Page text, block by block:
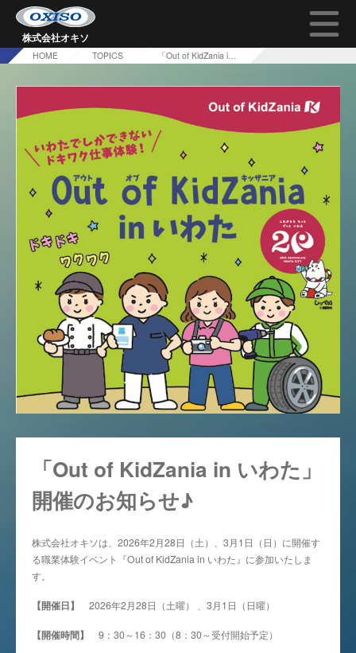
株式会社オキソ
TOP
オキソの技術について
会社概要
採用情報
問い合わせ
HOME TOPICS 「Out of KidZania in いわた」 開催のお知らせ♪
「Out of KidZania in いわた」
開催のお知らせ♪
株式会社オキソは、2026年2月28日（土）、3月1日（日）に開催す
る職業体験イベント『Out of KidZania in いわた』に参加いたしま
す。
【開催日】 2026年2月28日（土曜） 、3月1日（日曜）
【開催時間】 9：30～16：30（8：30～受付開始予定）